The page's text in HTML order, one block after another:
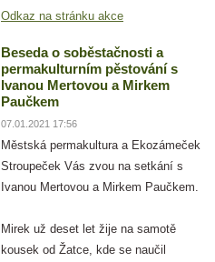
Odkaz na stránku akce
Beseda o soběstačnosti a
permakulturním pěstování s
Ivanou Mertovou a Mirkem
Paučkem
07.01.2021 17:56
Městská permakultura a Ekozámeček
Stroupeček Vás zvou na setkání s
Ivanou Mertovou a Mirkem Paučkem.
Mirek už deset let žije na samotě
kousek od Žatce, kde se naučil